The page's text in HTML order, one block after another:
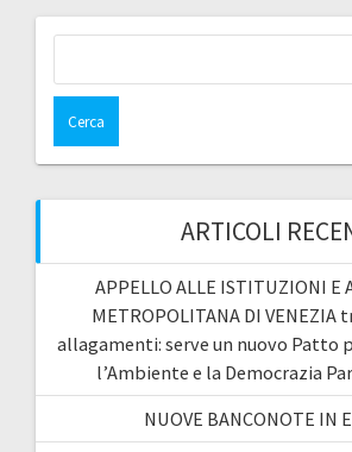
ARTICOLI
APPELLO ALLE ISTITUZIONI E
METROPOLITANA DI VENEZIA
allagamenti: serve un nuovo Patto
l’Ambiente e la Democrazia
NUOVE BANCONOTE IN